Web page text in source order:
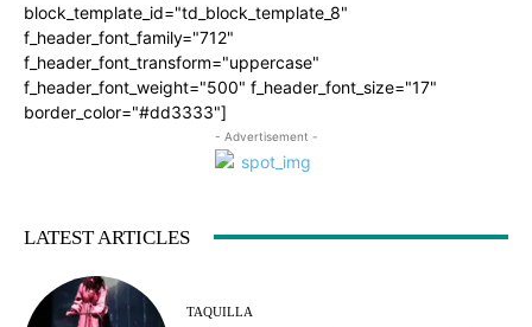
block_template_id="td_block_template_8"
f_header_font_family="712"
f_header_font_transform="uppercase"
f_header_font_weight="500" f_header_font_size="17"
border_color="#dd3333"]
- Advertisement -
LATEST ARTICLES
TAQUILLA